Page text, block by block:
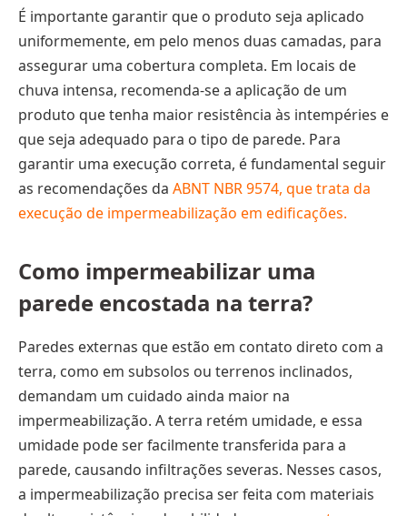
É importante garantir que o produto seja aplicado
uniformemente, em pelo menos duas camadas, para
assegurar uma cobertura completa. Em locais de
chuva intensa, recomenda-se a aplicação de um
produto que tenha maior resistência às intempéries e
que seja adequado para o tipo de parede. Para
garantir uma execução correta, é fundamental seguir
as recomendações da ABNT NBR 9574, que trata da
execução de impermeabilização em edificações.
Como impermeabilizar uma
parede encostada na terra?
Paredes externas que estão em contato direto com a
terra, como em subsolos ou terrenos inclinados,
demandam um cuidado ainda maior na
impermeabilização. A terra retém umidade, e essa
umidade pode ser facilmente transferida para a
parede, causando infiltrações severas. Nesses casos,
a impermeabilização precisa ser feita com materiais